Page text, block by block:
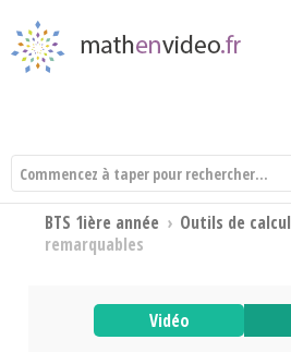
BTS 1ière année › Outils de calcul
remarquables
Vidéo